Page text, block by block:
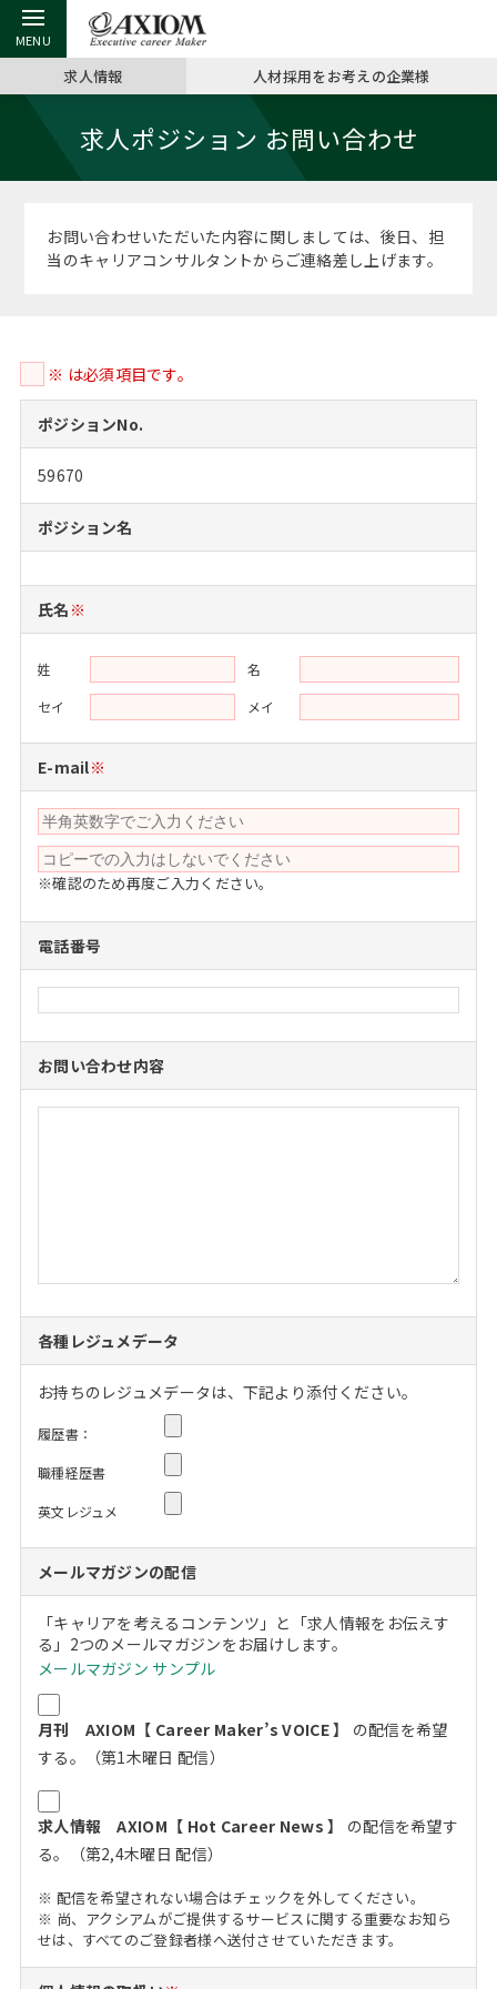
戻る
アクシアムの特長 ミッシ
コンサ
サービス案内
お申し
キャリ
戻る
キャリア支援 TOP
キャリアデザイン講座
（最新求人市場動向）
キャリ
MBAの
おわり
MBAの転職事例
MBAからのFAQ
MBA留学生数の推移
MBA留
日本か
インターン受入企業一覧
MBAを生かす求人特集
戻る
転職ツール TOP
英文レジュメの書き方
英文レ
パワー
よくある面接Q&A集
外資系／面接攻略のコツ
戻る
転職コラム TOP
“展”職相談室
転職成功への4つの鍵
キャリアに効く一冊
注目企業インタビュー
戻る
イベント・セミナー TOP
ジョブフェア
キャリアフォーラム
プロ経営者の特別セミナー
Career Talk Live
戻る
会社概要 TOP
沿革
採用情報
パブリシティ
ニュースリリース
求人情報 人材採用をお考えの企業様
求人ポジション お問い合わせ
お問い合わせいただいた内容に関しましては、後日、担
当のキャリアコンサルタントからご連絡差し上げます。
※ は必須項目です。
ポジションNo.
59670
ポジション名
氏名 ※
姓
名
セイ
メイ
E-mail※
※確認のため再度ご入力ください。
電話番号
お問い合わせ内容
各種レジュメデータ
お持ちのレジュメデータは、下記より添付ください。
履歴書：
職種経歴書
英文レジュメ
メールマガジンの配信
「キャリアを考えるコンテンツ」と「求人情報をお伝えす
る」2つのメールマガジンをお届けします。
メールマガジン サンプル
月刊 AXIOM【 Career Maker’s VOICE 】
の配信を希望
する。（第1木曜日 配信）
求人情報 AXIOM【 Hot Career News 】
の配信を希望す
る。（第2,4木曜日 配信）
※ 配信を希望されない場合はチェックを外してください。
※ 尚、アクシアムがご提供するサービスに関する重要なお知ら
せは、すべてのご登録者様へ送付させていただきます。